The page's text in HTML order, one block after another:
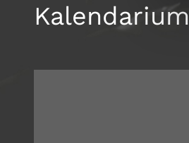
Kalendarium